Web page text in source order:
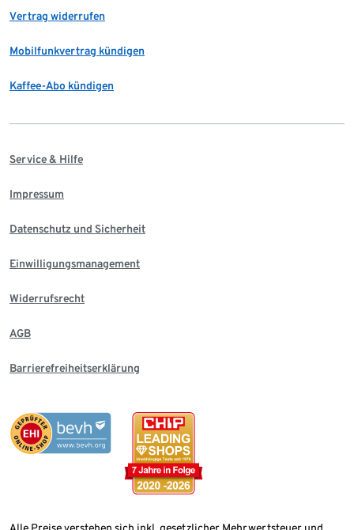
Vertrag widerrufen
Mobilfunkvertrag kündigen
Kaffee-Abo kündigen
Service & Hilfe
Impressum
Datenschutz und Sicherheit
Einwilligungsmanagement
Widerrufsrecht
AGB
Barrierefreiheitserklärung